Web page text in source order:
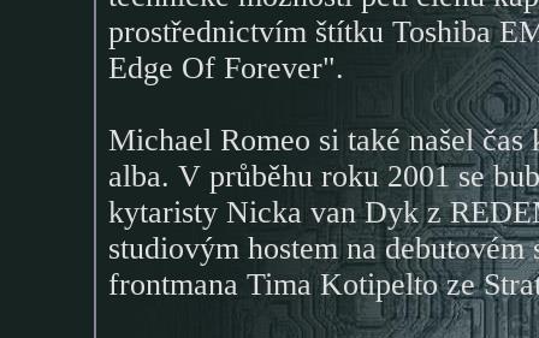
prostřednictvím štítku Toshiba
Edge Of Forever".
Michael Romeo si také našel
alba. V průběhu roku 2001 se
kytaristy Nicka van Dyk z
studiovým hostem na
frontmana Tima Kotipelto ze